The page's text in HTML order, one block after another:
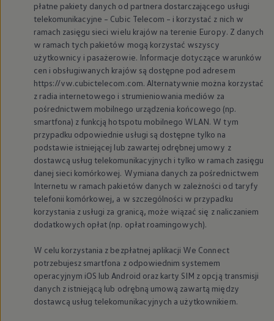
płatne pakiety danych od partnera dostarczającego usługi
telekomunikacyjne – Cubic Telecom – i korzystać z nich w
ramach zasięgu sieci wielu krajów na terenie Europy. Z danych
w ramach tych pakietów mogą korzystać wszyscy
użytkownicy i pasażerowie. Informacje dotyczące warunków
cen i obsługiwanych krajów są dostępne pod adresem
https://vw.cubictelecom.com. Alternatywnie można korzystać
z radia internetowego i strumieniowania mediów za
pośrednictwem mobilnego urządzenia końcowego (np.
smartfona) z funkcją hotspotu mobilnego WLAN. W tym
przypadku odpowiednie usługi są dostępne tylko na
podstawie istniejącej lub zawartej odrębnej umowy z
dostawcą usług telekomunikacyjnych i tylko w ramach zasięgu
danej sieci komórkowej. Wymiana danych za pośrednictwem
Internetu w ramach pakietów danych w zależności od taryfy
telefonii komórkowej, a w szczególności w przypadku
korzystania z usługi za granicą, może wiązać się z naliczaniem
dodatkowych opłat (np. opłat roamingowych).
W celu korzystania z bezpłatnej aplikacji We Connect
potrzebujesz smartfona z odpowiednim systemem
operacyjnym iOS lub Android oraz karty SIM z opcją transmisji
danych z istniejącą lub odrębną umową zawartą między
dostawcą usług telekomunikacyjnych a użytkownikiem.